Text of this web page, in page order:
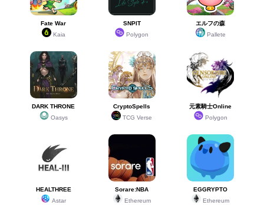
Fate War
Kaia
SNPIT
Polygon
エルフの森
Pallete
DARK THRONE
Oasys
CryptoSpells
TCG Verse
元素騎士Online
Polygon
HEALTHREE
Astar
Sorare:NBA
Ethereum
EGGRYPTO
Ethereum